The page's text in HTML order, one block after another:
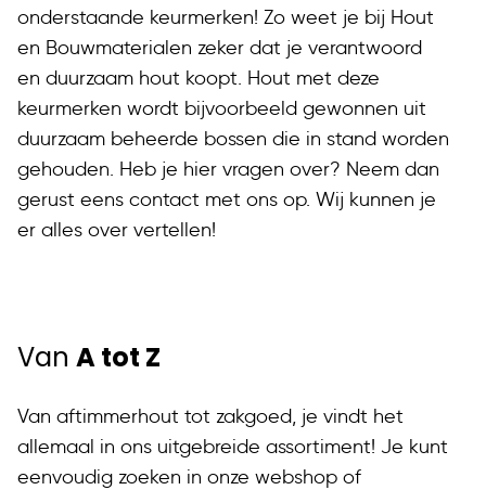
onderstaande keurmerken! Zo weet je bij Hout
en Bouwmaterialen zeker dat je verantwoord
en duurzaam hout koopt. Hout met deze
keurmerken wordt bijvoorbeeld gewonnen uit
duurzaam beheerde bossen die in stand worden
gehouden. Heb je hier vragen over? Neem dan
gerust eens contact met ons op. Wij kunnen je
er alles over vertellen!
Van A tot Z
Van aftimmerhout tot zakgoed, je vindt het
allemaal in ons uitgebreide assortiment! Je kunt
eenvoudig zoeken in onze webshop of